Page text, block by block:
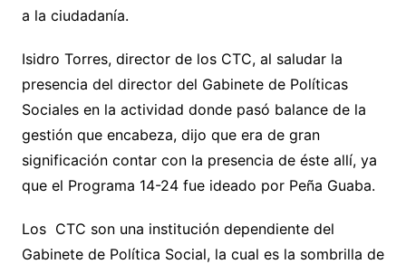
a la ciudadanía.
Isidro Torres, director de los CTC, al saludar la
presencia del director del Gabinete de Políticas
Sociales en la actividad donde pasó balance de la
gestión que encabeza, dijo que era de gran
significación contar con la presencia de éste allí, ya
que el Programa 14-24 fue ideado por Peña Guaba.
Los CTC son una institución dependiente del
Gabinete de Política Social, la cual es la sombrilla de